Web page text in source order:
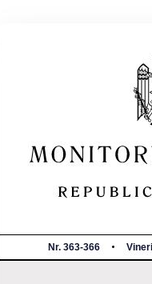
Nr. 363-366